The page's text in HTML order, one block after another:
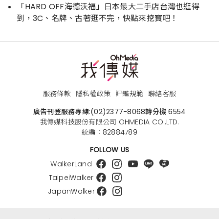
「HARD OFF海德沃福」日本最大二手店台灣也逛得
到，3C、名牌、古著逛不完，快點來挖寶吧！
服務條款 隱私權政策 評鑑規範 聯絡客服
廣告刊登服務專線:(02)2377-8068轉分機 6554
我傳媒科技股份有限公司 OHMEDIA CO.,LTD.
統編：82884789
FOLLOW US
WalkerLand
TaipeiWalker
JapanWalker